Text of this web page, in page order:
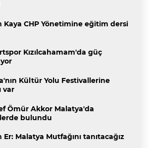
Kaya CHP Yönetimine eğitim dersi
Kızılcahamam'da güç
Kültür Yolu Festivallerine
var
Ömür Akkor Malatya'da
bulundu
Er: Malatya Mutfağını tanıtacağız